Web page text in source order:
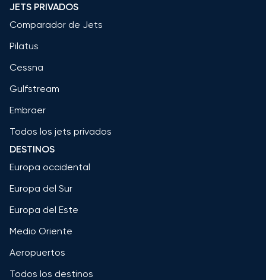
JETS PRIVADOS
Comparador de Jets
Pilatus
Cessna
Gulfstream
Embraer
Todos los jets privados
DESTINOS
Europa occidental
Europa del Sur
Europa del Este
Medio Oriente
Aeropuertos
Todos los destinos